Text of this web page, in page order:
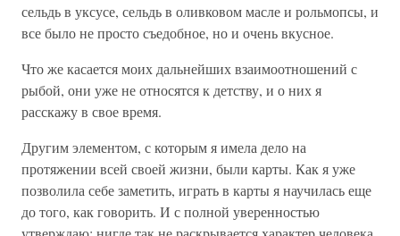
сельдь в уксусе, сельдь в оливковом масле и рольмопсы, и
все было не просто съедобное, но и очень вкусное.
Что же касается моих дальнейших взаимоотношений с
рыбой, они уже не относятся к детству, и о них я
расскажу в свое время.
Другим элементом, с которым я имела дело на
протяжении всей своей жизни, были карты. Как я уже
позволила себе заметить, играть в карты я научилась еще
до того, как говорить. И с полной уверенностью